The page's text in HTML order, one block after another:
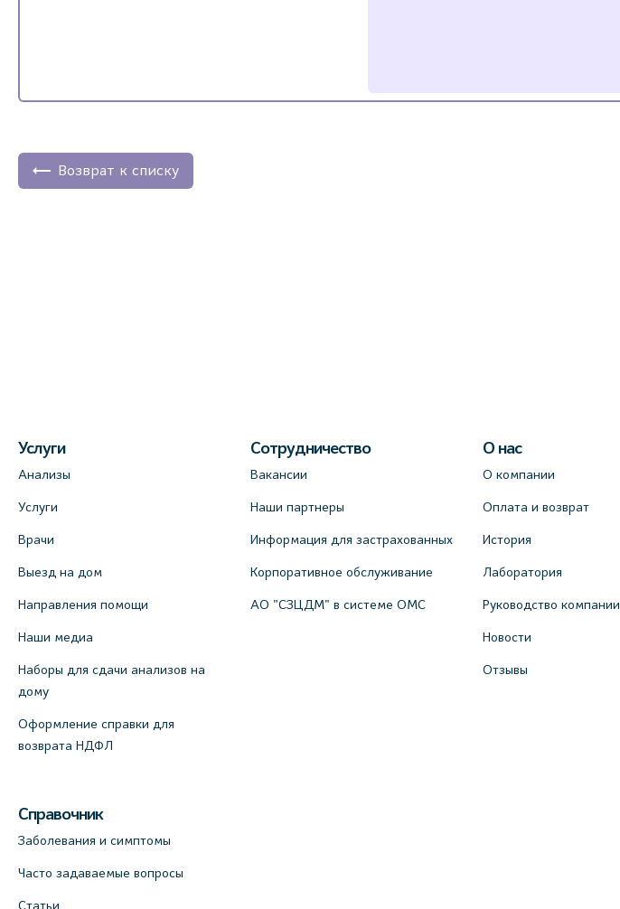
Возврат к списку
Услуги
Анализы
Услуги
Врачи
Выезд на дом
Направления помощи
Наши медиа
Наборы для сдачи анализов на
дому
Оформление справки для
возврата НДФЛ
Справочник
Заболевания и симптомы
Часто задаваемые вопросы
Статьи
Сотрудничество
Вакансии
Наши партнеры
Информация для застрахованных
Корпоративное обслуживание
АО "СЗЦДМ" в системе ОМС
О нас
О компании
Оплата и возврат
История
Лаборатория
Руководство компании
Новости
Отзывы